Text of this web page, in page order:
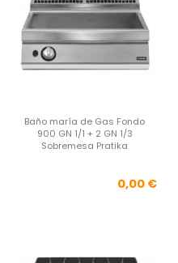
Baño maría de Gas Fondo
900 GN 1/1 + 2 GN 1/3
Sobremesa Pratika
Precio
0,00 €